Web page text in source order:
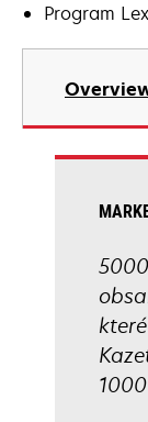
Program